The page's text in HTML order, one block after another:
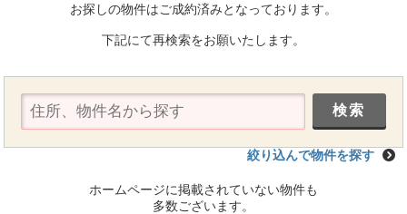
お探しの物件はご成約済みとなっております。
下記にて再検索をお願いたします。
絞り込んで物件を探す
ホームページに掲載されていない物件も
多数ございます。